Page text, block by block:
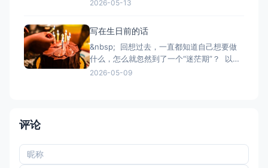
强调“动作与反馈” 我倾向和AI之间目前是一
种交互层面的问答机制。这里的问
2026-05-13
写在生日前的话
&nbsp; 回想过去，一直都知道自己想要做
什么，怎么就忽然到了一个“迷茫期”？ 以前
在生日前的一个月就在想自己要对着生日蛋
2026-05-09
评论